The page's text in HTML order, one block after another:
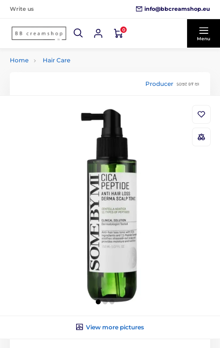
Write us info@bbcreamshop.eu
0
Menu
Home Hair Care
Producer
View more pictures